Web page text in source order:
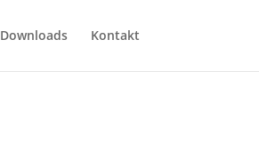
Downloads Kontakt